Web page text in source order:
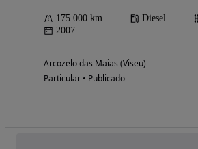
175 000 km Diesel
2007
Arcozelo das Maias (Viseu)
Particular • Publicado